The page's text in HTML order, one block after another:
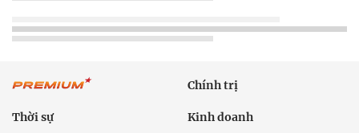
Chính trị
Thời sự Kinh doanh